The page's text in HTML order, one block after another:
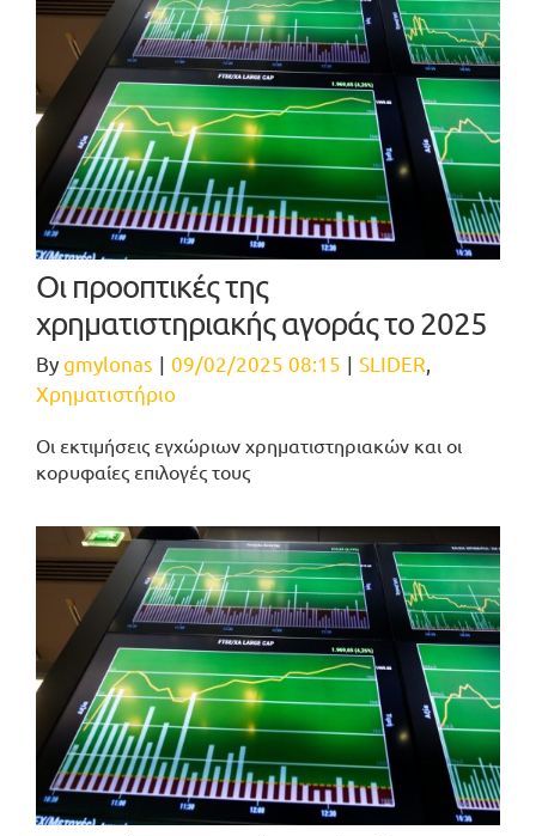
Οι προοπτικές της
χρηματιστηριακής αγοράς το 2025
Bygmylonas | 09/02/2025 08:15 | SLIDER,
Χρηματιστήριο
Οι εκτιμήσεις εγχώριων χρηματιστηριακών και οι
κορυφαίες επιλογές τους